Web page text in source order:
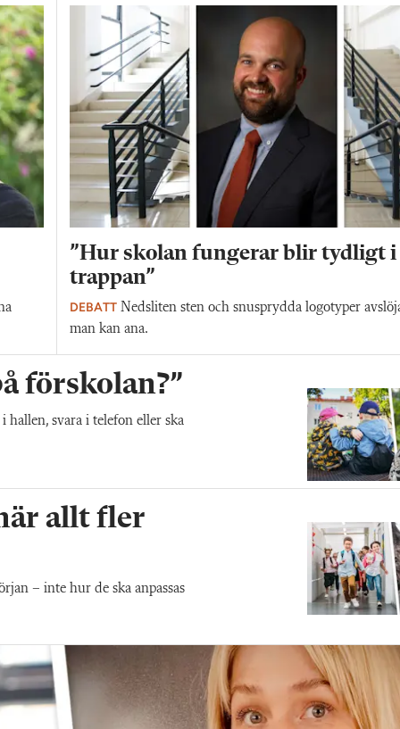
”Hur skolan fungerar blir tydligt i
trappan”
DEBATT Nedsliten sten och snusprydda logotyper
man kan ana.
förskolan?”
hallen, svara i telefon eller ska
allt fler
– inte hur de ska anpassas